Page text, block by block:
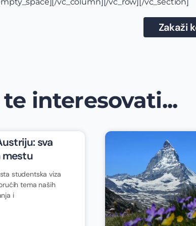
vc_column][/vc_row][/vc_section]
Zakaži
interesovati...
sva
mestu
studentska viza
tema naših
i